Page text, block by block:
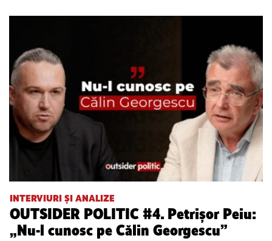
INTERVIURI ȘI ANALIZE
OUTSIDER POLITIC #4. Petrișor Peiu:
„Nu-l cunosc pe Călin Georgescu”